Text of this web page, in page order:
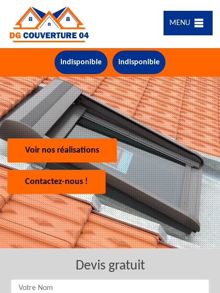
MENU
indisponible indisponible
Voir nos réalisations
Contactez-nous !
Devis gratuit